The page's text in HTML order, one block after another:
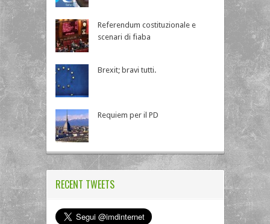
Referendum costituzionale e
scenari di fiaba
Brexit; bravi tutti.
Requiem per il PD
RECENT TWEETS